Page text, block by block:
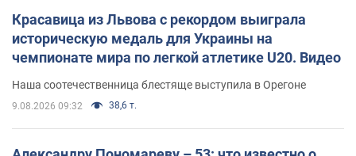
Красавица из Львова с рекордом выиграла
историческую медаль для Украины на
чемпионате мира по легкой атлетике U20. Видео
Наша соотечественница блестяще выступила в Орегоне
9.08.2026 09:32 38,6 т.